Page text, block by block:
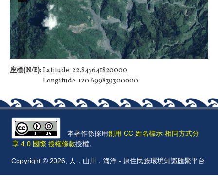
座標(N/E):Latitude: 22.847641820000
Longitude: 120.699839300000
本著作係採用創用 CC 姓名標示-相同方式分
享 4.0 國際 授權條款授權。
Copyright © 2026, 人．山川．海洋 - 原住民族環境知識匯聚平台